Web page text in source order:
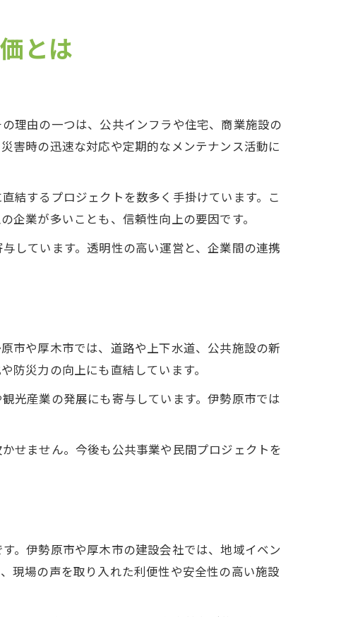
ト
とは
理由の一つは、公共インフラや住宅、商業施設の
害時の迅速な対応や定期的なメンテナンス活動に
結するプロジェクトを数多く手掛けています。こ
業が多いことも、信頼性向上の要因です。
しています。透明性の高い運営と、企業間の連携
市や厚木市では、道路や上下水道、公共施設の新
災力の向上にも直結しています。
光産業の発展にも寄与しています。伊勢原市では
せません。今後も公共事業や民間プロジェクトを
。伊勢原市や厚木市の建設会社では、地域イベン
現場の声を取り入れた利便性や安全性の高い施設